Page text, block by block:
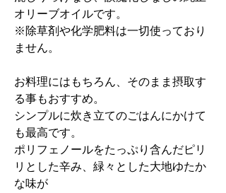
オリーブオイルです。
※除草剤や化学肥料は一切使っており
ません。
お料理にはもちろん、そのまま摂取す
る事もおすすめ。
シンプルに炊き立てのごはんにかけて
も最高です。
ポリフェノールをたっぷり含んだピリ
リとした辛み、緑々とした大地ゆたか
な味が